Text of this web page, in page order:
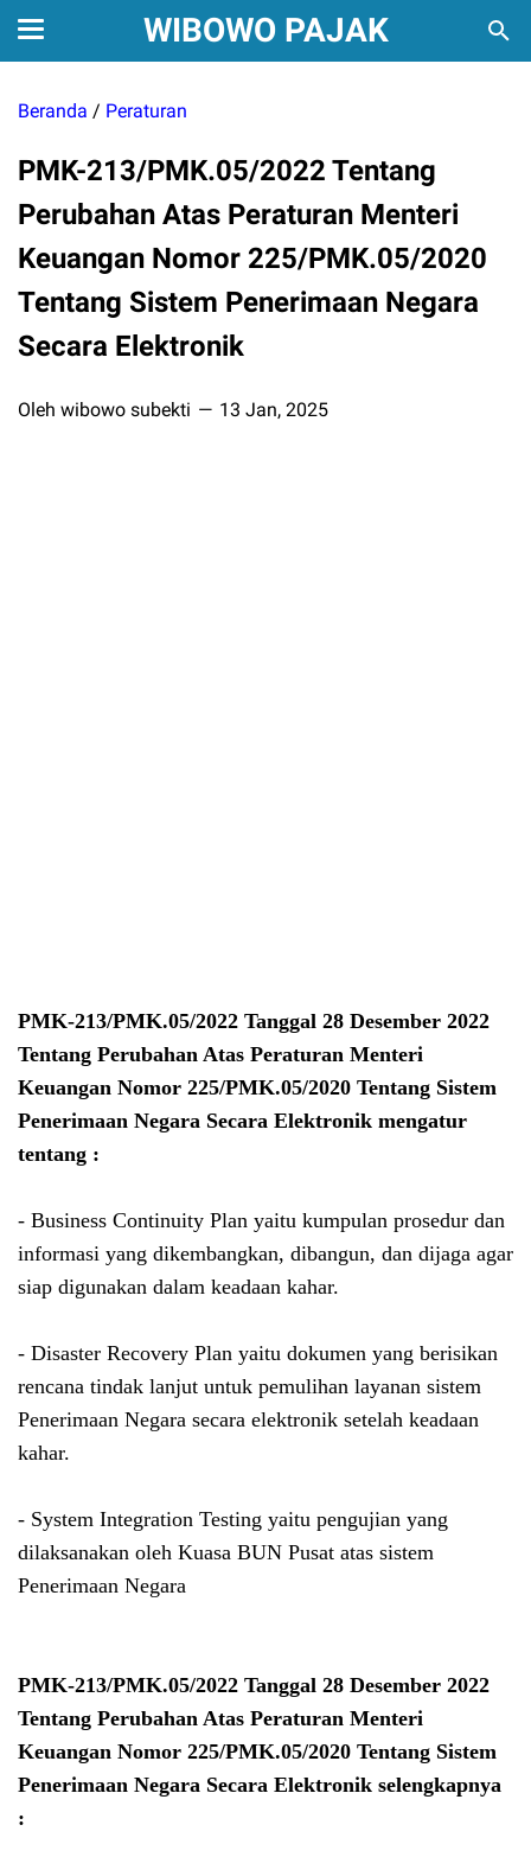
WIBOWO PAJAK
Beranda / Peraturan
PMK-213/PMK.05/2022 Tentang
Perubahan Atas Peraturan Menteri
Keuangan Nomor 225/PMK.05/2020
Tentang Sistem Penerimaan Negara
Secara Elektronik
Oleh wibowo subekti 13 Jan, 2025
PMK-213/PMK.05/2022 Tanggal 28 Desember 2022
Tentang Perubahan Atas Peraturan Menteri
Keuangan Nomor 225/PMK.05/2020 Tentang Sistem
Penerimaan Negara Secara Elektronik mengatur
tentang :
- Business Continuity Plan yaitu kumpulan prosedur dan
informasi yang dikembangkan, dibangun, dan dijaga agar
siap digunakan dalam keadaan kahar.
- Disaster Recovery Plan yaitu dokumen yang berisikan
rencana tindak lanjut untuk pemulihan layanan sistem
Penerimaan Negara secara elektronik setelah keadaan
kahar.
- System Integration Testing yaitu pengujian yang
dilaksanakan oleh Kuasa BUN Pusat atas sistem
Penerimaan Negara
PMK-213/PMK.05/2022 Tanggal 28 Desember 2022
Tentang Perubahan Atas Peraturan Menteri
Keuangan Nomor 225/PMK.05/2020 Tentang Sistem
Penerimaan Negara Secara Elektronik selengkapnya
: